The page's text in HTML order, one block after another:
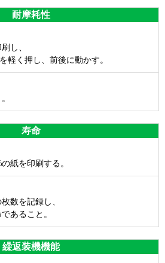
耐摩耗性
し、
軽く押し、前後に動かす。
寿命
紙を印刷する。
数を記録し、
あること。
繰返装機機能